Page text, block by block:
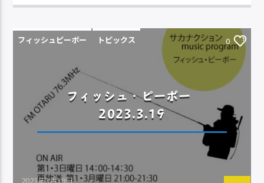
フィッシュピーポー トピックス 0
フィッシュ・ピーポー
2023.3.19
2023年3月19日